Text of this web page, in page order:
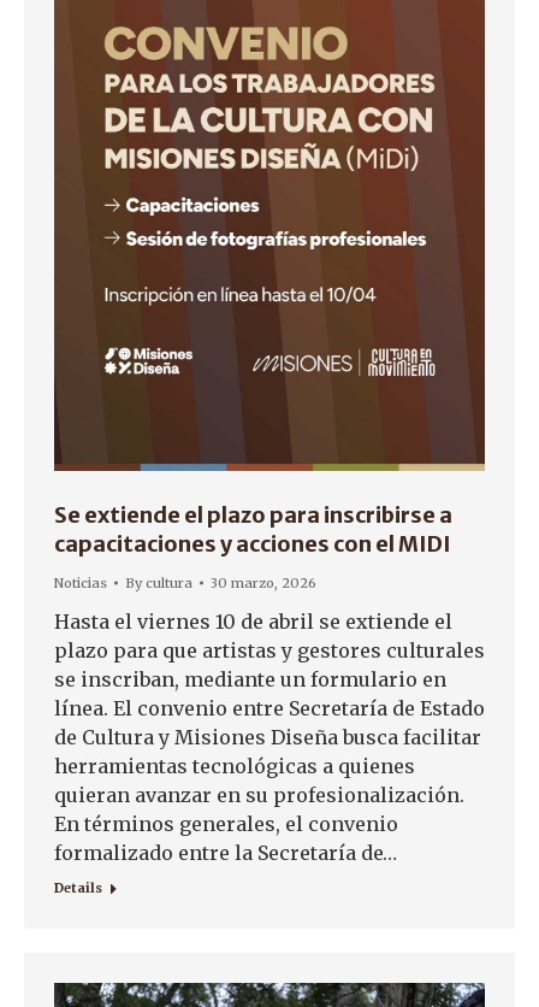
Se extiende el plazo para inscribirse a
capacitaciones y acciones con el MIDI
Noticias Bycultura 30 marzo, 2026
Hasta el viernes 10 de abril se extiende el
plazo para que artistas y gestores culturales
se inscriban, mediante un formulario en
línea. El convenio entre Secretaría de Estado
de Cultura y Misiones Diseña busca facilitar
herramientas tecnológicas a quienes
quieran avanzar en su profesionalización.
En términos generales, el convenio
formalizado entre la Secretaría de…
Details